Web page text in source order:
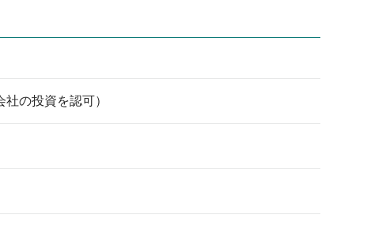
の投資を認可）